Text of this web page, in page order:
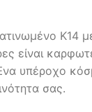
Κ14
είναι
υπέροχο
σας.